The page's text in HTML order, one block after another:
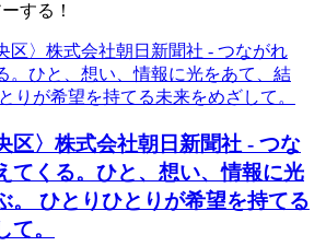
する！
区〉株式会社朝日新聞社 - つな
てくる。ひと、想い、情報に光
。 ひとりひとりが希望を持てる
て。